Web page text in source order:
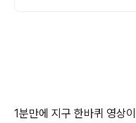
1분만에 지구 한바퀴 영상